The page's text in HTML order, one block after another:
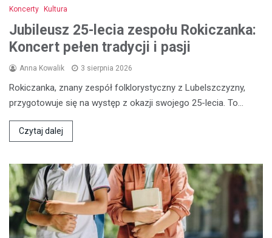
Koncerty Kultura
Jubileusz 25-lecia zespołu Rokiczanka:
Koncert pełen tradycji i pasji
Anna Kowalik 3 sierpnia 2026
Rokiczanka, znany zespół folklorystyczny z Lubelszczyzny,
przygotowuje się na występ z okazji swojego 25-lecia. To…
Czytaj dalej